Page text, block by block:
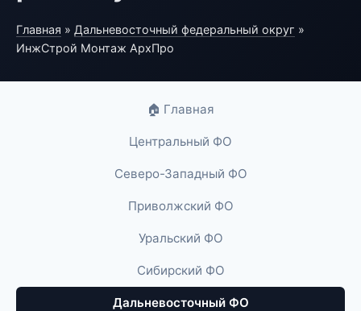
Главная » Дальневосточный федеральный округ »
ИнжСтрой Монтаж АрхПро
🏠 Главная
Центральный ФО
Северо-Западный ФО
Приволжский ФО
Уральский ФО
Сибирский ФО
Дальневосточный ФО